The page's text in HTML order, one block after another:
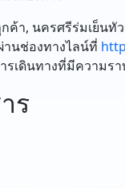
ค้า, นครศรีร่มเย็น
านช่องทางไลน์ที่
รเดินทางที่มีความร
ร